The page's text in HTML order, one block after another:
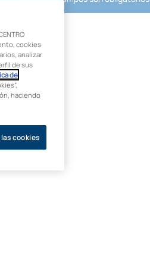
cookies
analizar
de sus
de
haciendo
cookies